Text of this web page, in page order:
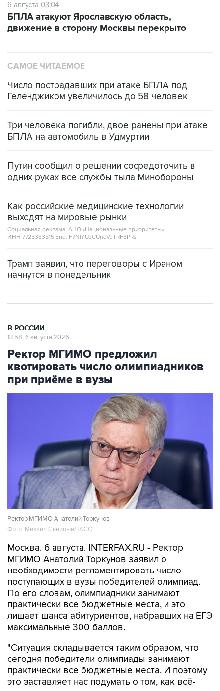
6 августа 03:04
БПЛА атакуют Ярославскую область,
движение в сторону Москвы перекрыто
САМОЕ ЧИТАЕМОЕ
Число пострадавших при атаке БПЛА под
Геленджиком увеличилось до 58 человек
Три человека погибли, двое ранены при атаке
БПЛА на автомобиль в Удмуртии
Путин сообщил о решении сосредоточить в
одних руках все службы тыла Минобороны
Как российские медицинские технологии
выходят на мировые рынки
Социальная реклама, АНО «Национальные приоритеты».
ИНН 7725383515 Erid: F7NfYUJCUneVdTRF8PRs
Трамп заявил, что переговоры с Ираном
начнутся в понедельник
В РОССИИ
13:58, 6 августа 2026
Ректор МГИМО предложил
квотировать число олимпиадников
при приёме в вузы
Ректор МГИМО Анатолий Торкунов
Фото: Михаил Синицын/ТАСС
Москва. 6 августа. INTERFAX.RU - Ректор
МГИМО Анатолий Торкунов заявил о
необходимости регламентировать число
поступающих в вузы победителей олимпиад.
По его словам, олимпиадники занимают
практически все бюджетные места, и это
лишает шанса абитуриентов, набравших на ЕГЭ
максимальные 300 баллов.
"Ситуация складывается таким образом, что
сегодня победители олимпиады занимают
практически все бюджетные места. И поэтому
это заставляет нас подумать о том, как всё-